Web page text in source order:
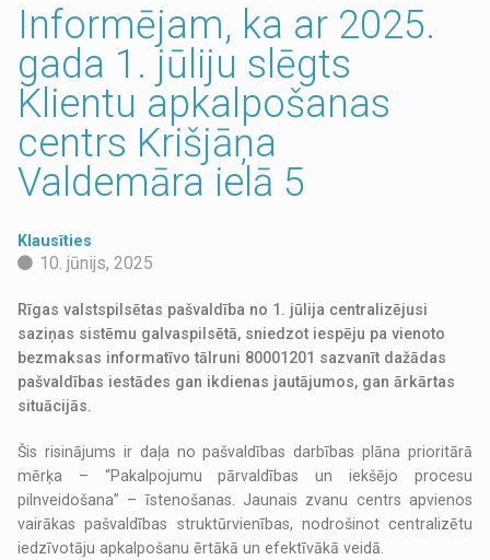
Informējam, ka ar 2025.
gada 1. jūliju slēgts
Klientu apkalpošanas
centrs Krišjāņa
Valdemāra ielā 5
Klausīties
10. jūnijs, 2025
Rīgas valstspilsētas pašvaldība no 1. jūlija centralizējusi
saziņas sistēmu galvaspilsētā, sniedzot iespēju pa vienoto
bezmaksas informatīvo tālruni 80001201 sazvanīt dažādas
pašvaldības iestādes gan ikdienas jautājumos, gan ārkārtas
situācijās.
Šis risinājums ir daļa no pašvaldības darbības plāna prioritārā
mērķa – “Pakalpojumu pārvaldības un iekšējo procesu
pilnveidošana” – īstenošanas. Jaunais zvanu centrs apvienos
vairākas pašvaldības struktūrvienības, nodrošinot centralizētu
iedzīvotāju apkalpošanu ērtākā un efektīvākā veidā.